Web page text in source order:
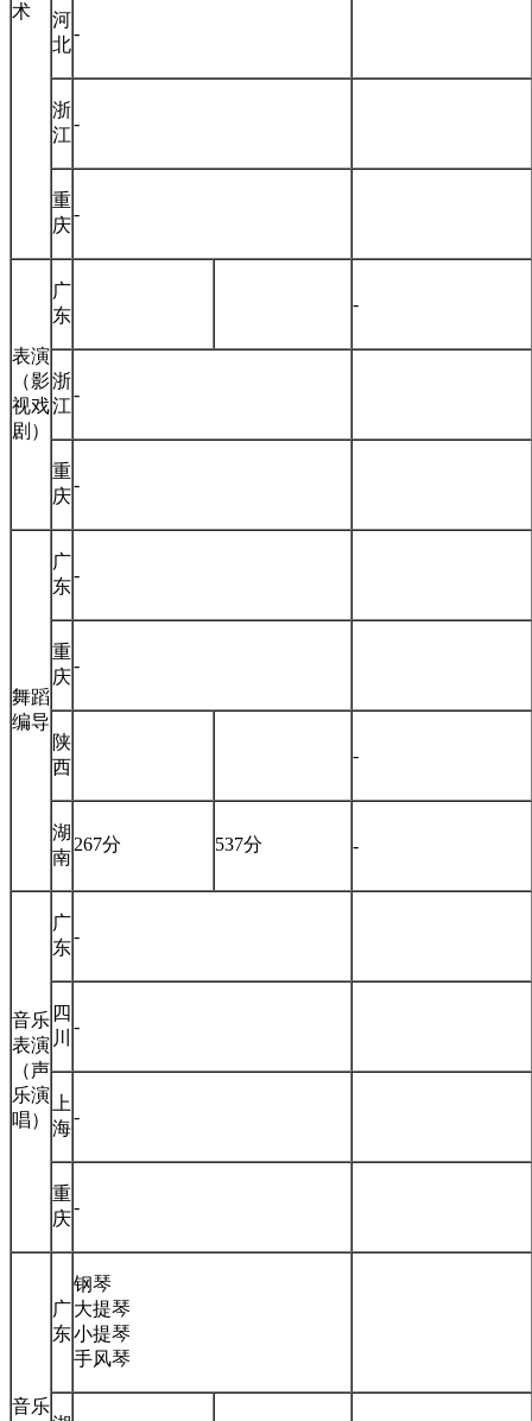
术
河
北
-
浙
江
-
重
庆
-
表演
（影
视戏
剧）
广
东
-
浙
江
-
重
庆
-
舞蹈
编导
广
东
-
重
庆
-
陕
西
-
湖
南
267分 537分 -
音乐
表演
（声
乐演
唱）
广
东
-
四
川
-
上
海
-
重
庆
-
音乐
广
东
钢琴
大提琴
小提琴
手风琴